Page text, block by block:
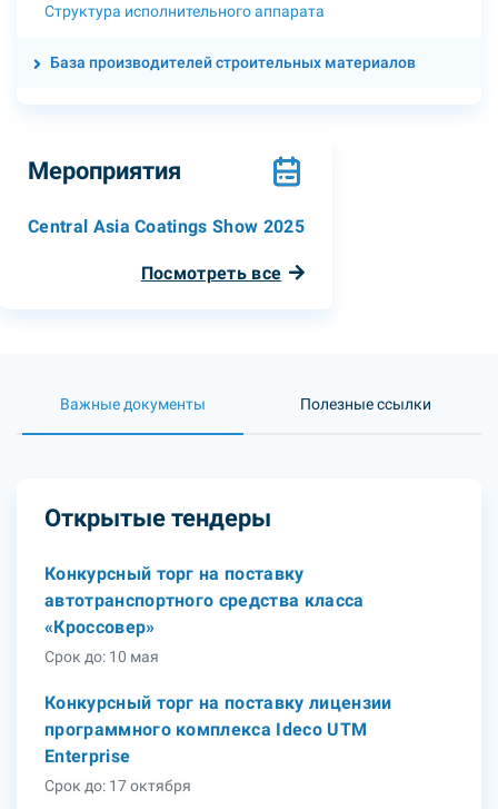
Структура исполнительного аппарата
База производителей строительных материалов
Мероприятия
Central Asia Coatings Show 2025
Посмотреть все
Важные документы Полезные ссылки
Открытые тендеры
Конкурсный торг на поставку
автотранспортного средства класса
«Кроссовер»
Срок до: 10 мая
Конкурсный торг на поставку лицензии
программного комплекса Ideco UTM
Enterprise
Срок до: 17 октября